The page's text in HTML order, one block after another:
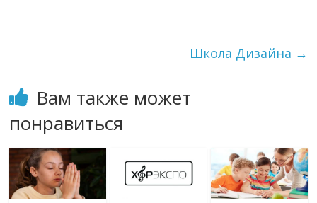
Школа Дизайна →
Вам также может
понравиться